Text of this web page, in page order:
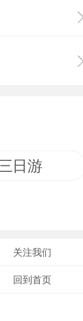
的封赐，
１５８２
了。高高的
重要的是它
日游
关注我们
回到首页